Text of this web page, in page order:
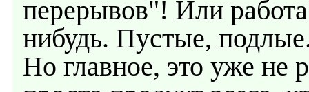
перерывов"! Или
нибудь. Пустые,
Но главное, это уже не